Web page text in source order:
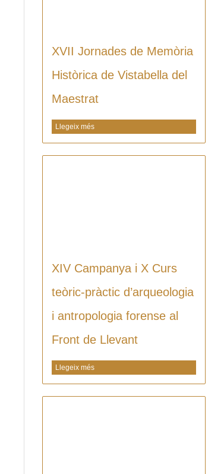
XVII Jornades de Memòria
Històrica de Vistabella del
Maestrat
Llegeix més
XIV Campanya i X Curs
teòric-pràctic d’arqueologia
i antropologia forense al
Front de Llevant
Llegeix més